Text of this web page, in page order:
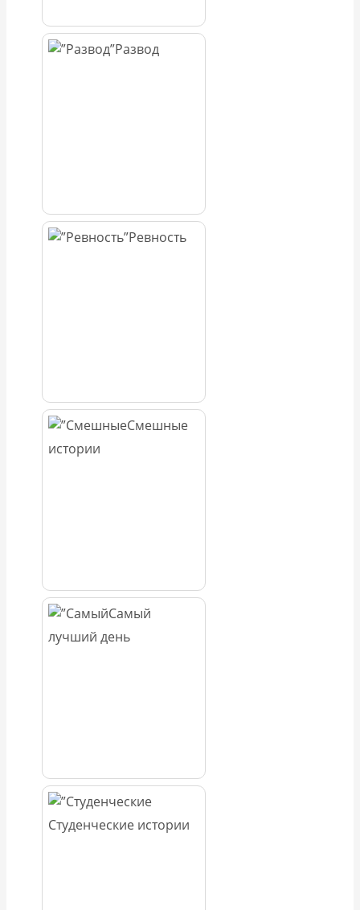
Развод
Ревность
Смешные
истории
Самый
лучший день
Студенческие истории